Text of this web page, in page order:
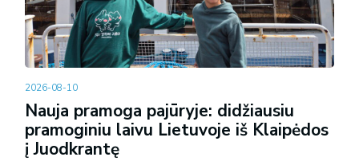
2026-08-10
Nauja pramoga pajūryje: didžiausiu
pramoginiu laivu Lietuvoje iš Klaipėdos
į Juodkrantę